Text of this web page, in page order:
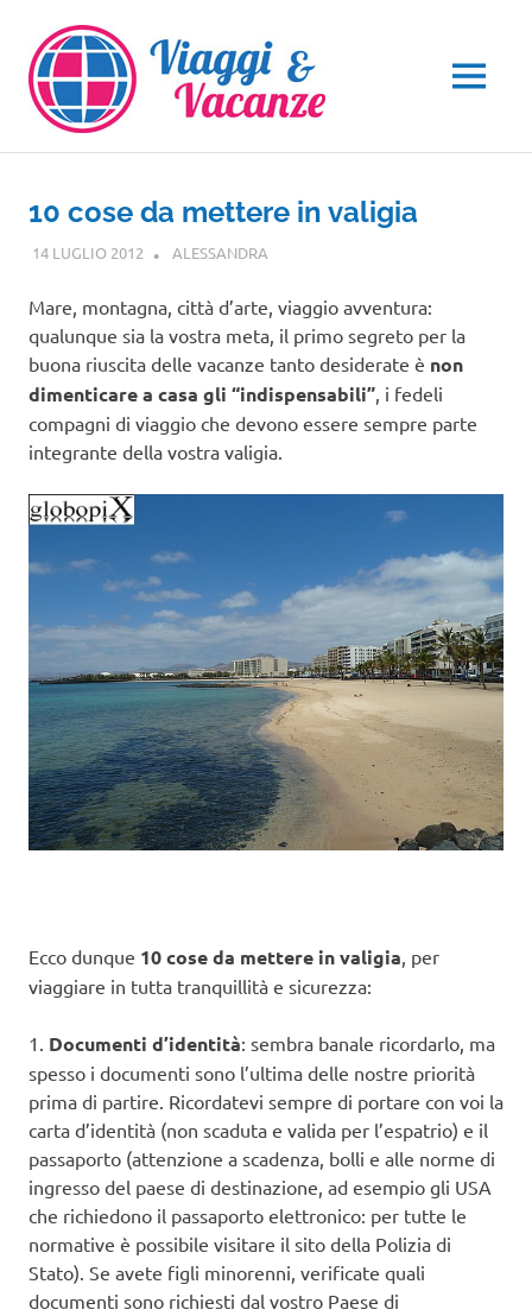
contenuto
MENU
10 cose da mettere in valigia
14 LUGLIO 2012 ALESSANDRA
Mare, montagna, città d’arte, viaggio avventura:
qualunque sia la vostra meta, il primo segreto per la
buona riuscita delle vacanze tanto desiderate è non
dimenticare a casa gli “indispensabili”, i fedeli
compagni di viaggio che devono essere sempre parte
integrante della vostra valigia.
Ecco dunque 10 cose da mettere in valigia, per
viaggiare in tutta tranquillità e sicurezza:
1. Documenti d’identità: sembra banale ricordarlo, ma
spesso i documenti sono l’ultima delle nostre priorità
prima di partire. Ricordatevi sempre di portare con voi la
carta d’identità (non scaduta e valida per l’espatrio) e il
passaporto (attenzione a scadenza, bolli e alle norme di
ingresso del paese di destinazione, ad esempio gli USA
che richiedono il passaporto elettronico: per tutte le
normative è possibile visitare il sito della Polizia di
Stato). Se avete figli minorenni, verificate quali
documenti sono richiesti dal vostro Paese di